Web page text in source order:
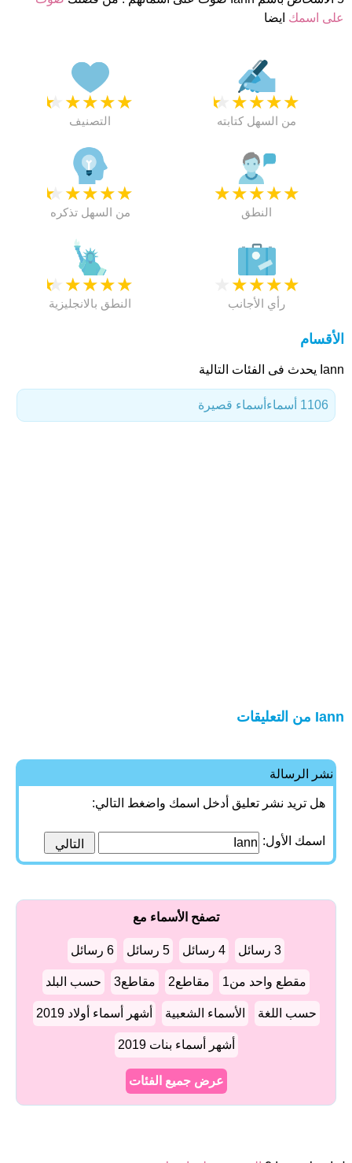
على اسمك ايضا
★
★
★
★
★
التصنيف
★
★
★
★
★
من السهل كتابته
★
★
★
★
★
من السهل تذكره
★
★
★
★
★
النطق
★
★
★
★
★
النطق بالانجليزية
★
★
★
★
رأي الأجانب
الأقسام
Iann يحدث فى الفئات التالية
أسماء قصيرة 1106 أسماء
Iann من التعليقات
نشر الرسالة
هل تريد نشر تعليق أدخل اسمك واضغط التالي:
اسمك الأول:
تصفح الأسماء مع
3 رسائل 4 رسائل 5 رسائل 6 رسائل
مقطع واحد من1 مقاطع2 مقاطع3 حسب البلد
حسب اللغة الأسماء الشعبية أشهر أسماء أولاد 2019
أشهر أسماء بنات 2019
عرض جميع الفئات